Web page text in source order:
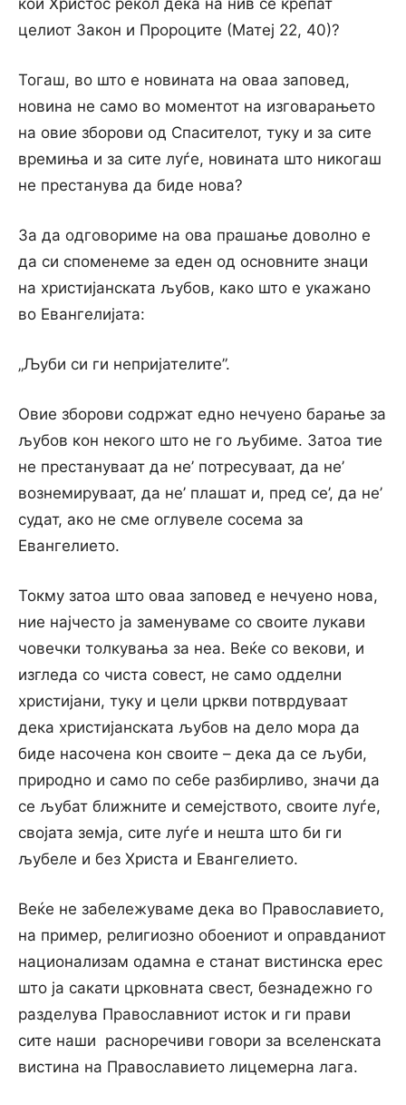
кои Христос рекол дека на нив се крепат
целиот Закон и Пророците (Матеј 22, 40)?
Тогаш, во што е новината на оваа заповед,
новина не само во моментот на изговарањето
на овие зборови од Спасителот, туку и за сите
времиња и за сите луѓе, новината што никогаш
не престанува да биде нова?
За да одговориме на ова прашање доволно е
да си споменеме за еден од основните знаци
на христијанската љубов, како што е укажано
во Евангелијата:
„Љуби си ги непријателите”.
Овие зборови содржат едно нечуено барање за
љубов кон некого што не го љубиме. Затоа тие
не престануваат да не’ потресуваат, да не’
вознемируваат, да не’ плашат и, пред се’, да не’
судат, ако не сме оглувеле сосема за
Евангелието.
Токму затоа што оваа заповед е нечуено нова,
ние најчесто ja заменуваме co своите лукави
човечки толкувања за неа. Веќе co векови, и
изгледа co чиста совест, не само одделни
христијани, туку и цели цркви потврдуваат
дека христијанската љубов на дело мора да
биде насочена кон своите – дека да се љуби,
природно и само по себе разбирливо, значи да
се љубат ближните и семејството, своите луѓе,
својата земја, сите луѓе и нешта што би ги
љубеле и без Христа и Евангелието.
Веќе не забележуваме дека во Православието,
на пример, религиозно обоениот и оправданиот
национализам одамна е станат вистинска ерес
што ја сакати црковната свест, безнадежно го
разделува Православниот исток и ги прави
сите наши расноречиви говори за вселенската
вистина на Православието лицемерна лага.